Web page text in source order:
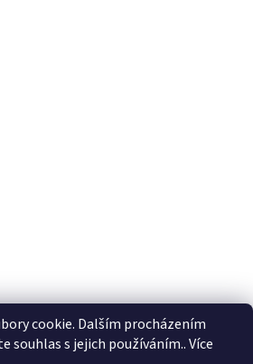
cookie. Dalším procházením
souhlas s jejich používáním.. Více